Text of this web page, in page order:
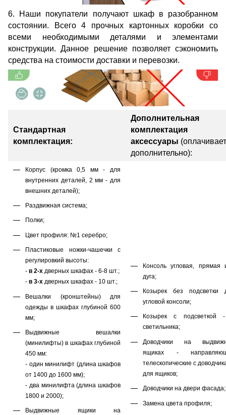
6. Наши покупатели получают шкаф в разобранном
состоянии. Всего 4 прочных картонных коробки со
всеми необходимыми деталями и элементами
конструкции. Данное решение позволяет сэкономить
средства на стоимости доставки и перевозки.
Стандартная
комплектация:
Дополнительная
комплектация
аксессуары
дополнительно):
Корпус (кромка 0,5 мм - для
внутренних деталей, 2 мм - для
внешних деталей);
Раздвижная система;
Полки;
Цвет профиля: №1 серебро;
Пластиковые ножки-чашечки с
регулировкий высоты:
- в 2-х дверных шкафах - 6-8 шт.;
- в 3-х дверных шкафах - 10 шт.;
Вешалки (кронштейны) для
одежды в шкафах глубиной 600
мм;
Выдвижные вешалки
(минилифты) в шкафах глубиной
450 мм:
- один минилифт (длина шкафов
от 1400 до 1600 мм);
- два минилифта (длина шкафов
1800 и 2000);
Выдвижные ящики на
Консоль угловая, прямая
дуга;
Козырек без подсветки
угловой консоли;
Козырек с подсветкой
светильника;
Доводчики на
ящиках -
телескопические с
для ящиков;
Доводчики на двери фасада;
Замена цвета профиля;